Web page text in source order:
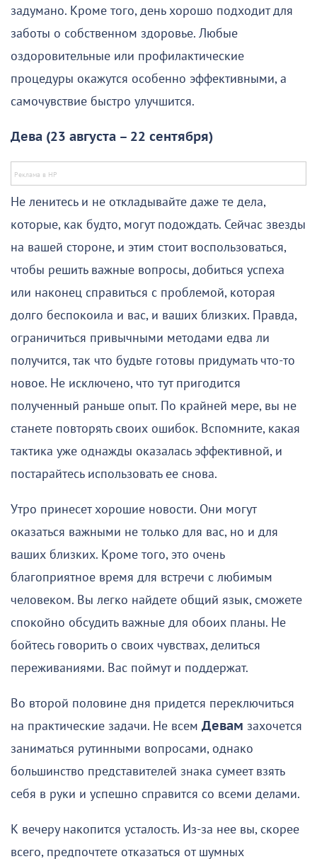
задумано. Кроме того, день хорошо подходит для
заботы о собственном здоровье. Любые
оздоровительные или профилактические
процедуры окажутся особенно эффективными, а
самочувствие быстро улучшится.
Дева (23 августа – 22 сентября)
Не ленитесь и не откладывайте даже те дела,
которые, как будто, могут подождать. Сейчас звезды
на вашей стороне, и этим стоит воспользоваться,
чтобы решить важные вопросы, добиться успеха
или наконец справиться с проблемой, которая
долго беспокоила и вас, и ваших близких. Правда,
ограничиться привычными методами едва ли
получится, так что будьте готовы придумать что-то
новое. Не исключено, что тут пригодится
полученный раньше опыт. По крайней мере, вы не
станете повторять своих ошибок. Вспомните, какая
тактика уже однажды оказалась эффективной, и
постарайтесь использовать ее снова.
Утро принесет хорошие новости. Они могут
оказаться важными не только для вас, но и для
ваших близких. Кроме того, это очень
благоприятное время для встречи с любимым
человеком. Вы легко найдете общий язык, сможете
спокойно обсудить важные для обоих планы. Не
бойтесь говорить о своих чувствах, делиться
переживаниями. Вас поймут и поддержат.
Во второй половине дня придется переключиться
на практические задачи. Не всем Девам захочется
заниматься рутинными вопросами, однако
большинство представителей знака сумеет взять
себя в руки и успешно справится со всеми делами.
К вечеру накопится усталость. Из-за нее вы, скорее
всего, предпочтете отказаться от шумных